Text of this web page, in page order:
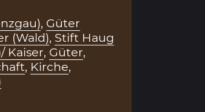
, Güter
(Wald), Stift Haug
Kaiser, Güter,
, Kirche,